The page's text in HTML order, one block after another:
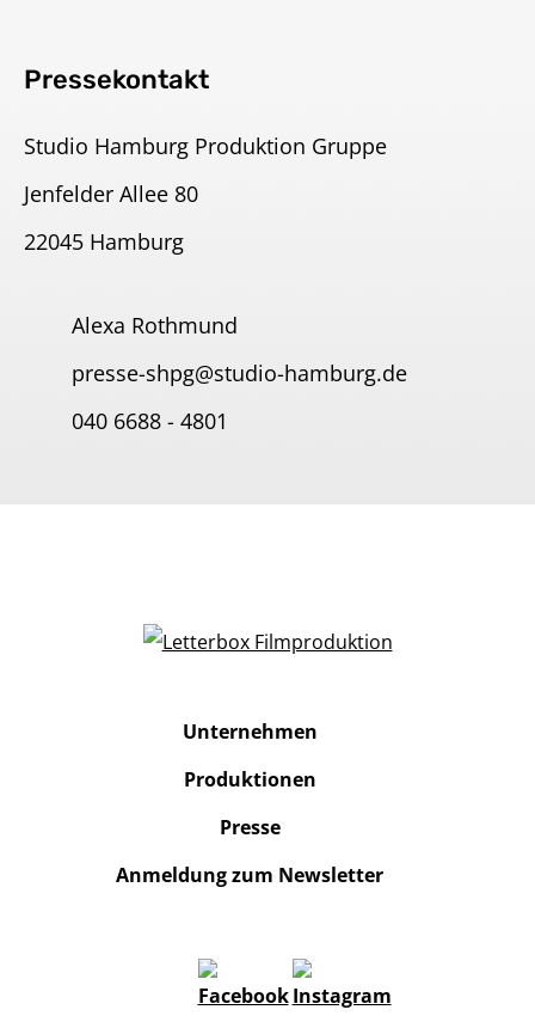
Pressekontakt
Studio Hamburg Produktion Gruppe
Jenfelder Allee 80
22045 Hamburg
Alexa Rothmund
presse-shpg@studio-hamburg.de
040 6688 - 4801
Unternehmen
Produktionen
Presse
Anmeldung zum Newsletter